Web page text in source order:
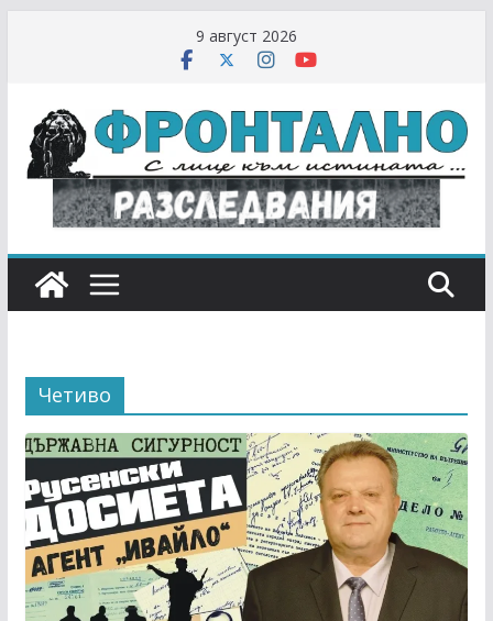
9 август 2026
Четиво